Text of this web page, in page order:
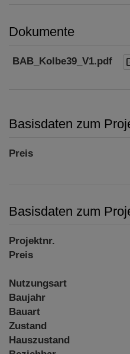
Dokumente
BAB_Kolbe39_V1.pdf
Basisdaten zum
Preis
Basisdaten zum
Projektnr.
Preis
Nutzungsart
Baujahr
Bauart
Zustand
Hauszustand